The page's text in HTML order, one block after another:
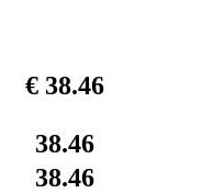
€ 38.46
38.46
38.46